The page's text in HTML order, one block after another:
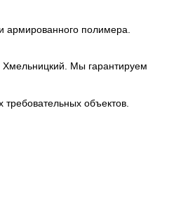
армированного полимера.
Мы гарантируем
объектов.